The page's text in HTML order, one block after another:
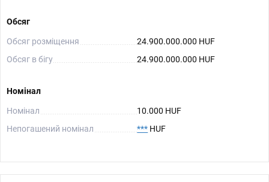
Обсяг
Обсяг розміщення
24.900.000.000 HUF
Обсяг в бігу
24.900.000.000 HUF
Номінал
Номінал
10.000 HUF
Непогашений номінал
*** HUF